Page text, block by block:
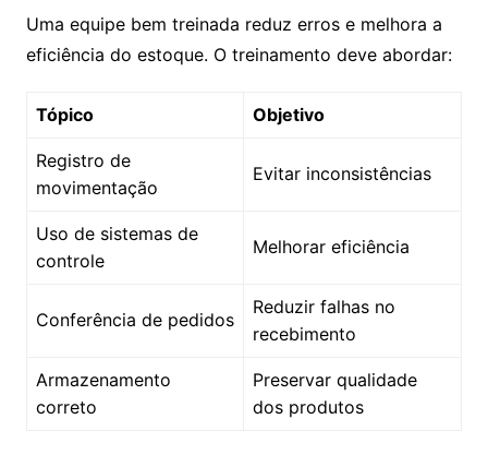
Uma equipe bem treinada reduz erros e melhora a
eficiência do estoque. O treinamento deve abordar:
Tópico Objetivo
Registro de
movimentação
Evitar inconsistências
Uso de sistemas de
controle
Melhorar eficiência
Conferência de pedidos
Reduzir falhas no
recebimento
Armazenamento
correto
Preservar qualidade
dos produtos